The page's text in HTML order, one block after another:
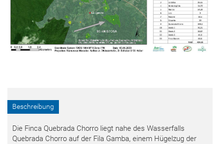
Beschreibung
Die Finca Quebrada Chorro liegt nahe des Wasserfalls
Quebrada Chorro auf der Fila Gamba, einem Hügelzug der